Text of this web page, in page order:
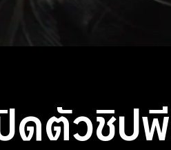
ดตัวชิป